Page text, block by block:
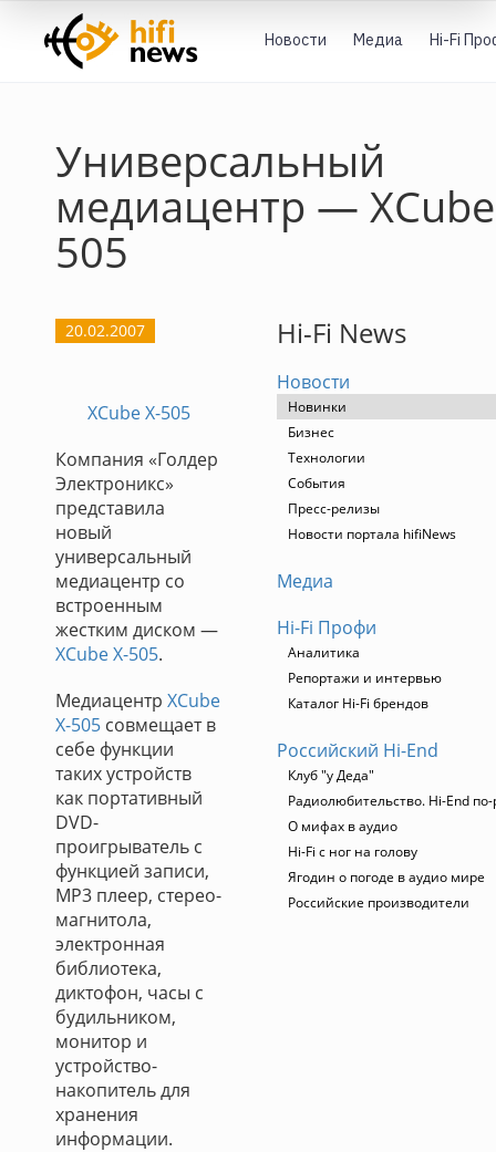
Новости Медиа Hi-Fi
Универсальный
медиацентр —
505
20.02.2007
XCube X-505
Компания «Голдер
Электроникс»
представила
новый
универсальный
медиацентр со
встроенным
жестким диском —
XCube X-505.
Медиацентр XCube
X-505 совмещает в
себе функции
таких устройств
как портативный
DVD-
проигрыватель с
функцией записи,
MP3 плеер, стерео-
магнитола,
электронная
библиотека,
диктофон, часы с
будильником,
монитор и
устройство-
накопитель для
хранения
информации.
Hi-Fi News
Новости
Новинки
Бизнес
Технологии
События
Пресс-релизы
Новости портала hifiNews
Медиа
Hi-Fi Профи
Аналитика
Репортажи и интервью
Каталог Hi-Fi брендов
Российский Hi-End
Клуб "у Деда"
Радиолюбительство. Hi-End по-
О мифах в аудио
Hi-Fi с ног на голову
Ягодин о погоде в аудио мире
Российские производители